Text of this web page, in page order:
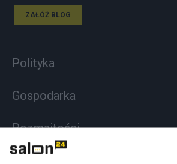
ZAŁÓŻ BLOG
Polityka
Gospodarka
Rozmaitości